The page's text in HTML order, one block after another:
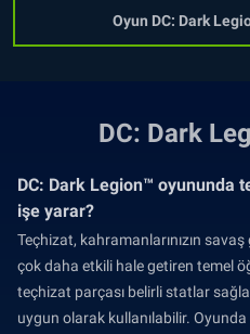
Oyun DC: Dark
DC: Dark
DC: Dark Legion™ oyununda
işe yarar?
Teçhizat, kahramanlarınızın
çok daha etkili hale getiren temel
teçhizat parçası belirli statlar
uygun olarak kullanılabilir.